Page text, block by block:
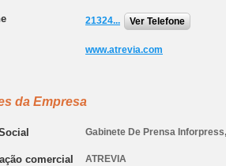
21324... Ver Telefone
www.atrevia.com
da Empresa
Gabinete De Prensa
comercial ATREVIA